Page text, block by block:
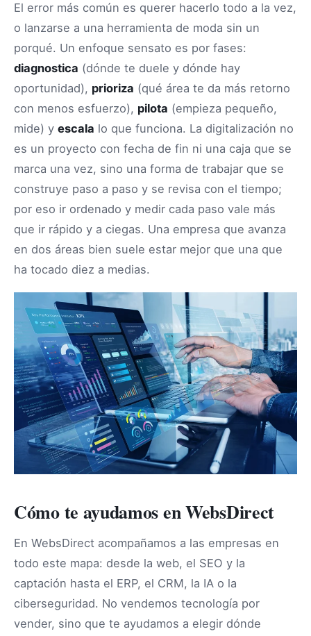
El error más común es querer hacerlo todo a la vez,
o lanzarse a una herramienta de moda sin un
porqué. Un enfoque sensato es por fases:
diagnostica (dónde te duele y dónde hay
oportunidad), prioriza (qué área te da más retorno
con menos esfuerzo), pilota (empieza pequeño,
mide) y escala lo que funciona. La digitalización no
es un proyecto con fecha de fin ni una caja que se
marca una vez, sino una forma de trabajar que se
construye paso a paso y se revisa con el tiempo;
por eso ir ordenado y medir cada paso vale más
que ir rápido y a ciegas. Una empresa que avanza
en dos áreas bien suele estar mejor que una que
ha tocado diez a medias.
Cómo te ayudamos en WebsDirect
En WebsDirect acompañamos a las empresas en
todo este mapa: desde la web, el SEO y la
captación hasta el ERP, el CRM, la IA o la
ciberseguridad. No vendemos tecnología por
vender, sino que te ayudamos a elegir dónde